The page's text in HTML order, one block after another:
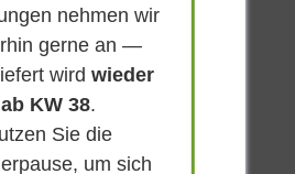
Grün
nehmen wir
gerne an —
wirdwieder
ab KW 38.
Sie die
um sich